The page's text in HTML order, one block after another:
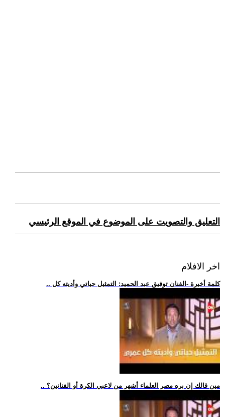
التعليق والتصويت على الموضوع في الموقع الرئيسي
اخر الافلام
.. كلمة أخيرة -الفنان توفيق عبد الحميد: التمثيل حياتي وأديته كل
.. مين قالك إن بره مصر العلماء أشهر من لاعبي الكرة أو الفنانين؟